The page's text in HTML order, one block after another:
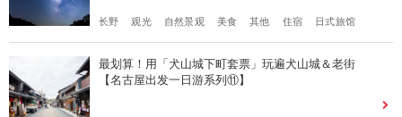
长野 观光 自然景观 美食 其他 住宿 日式旅馆
最划算！用「犬山城下町套票」玩遍犬山城＆老街
【名古屋出发一日游系列⑪】